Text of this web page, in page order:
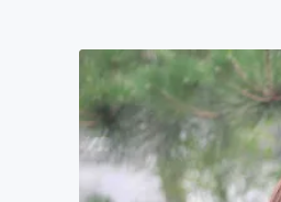
アート
テクノ